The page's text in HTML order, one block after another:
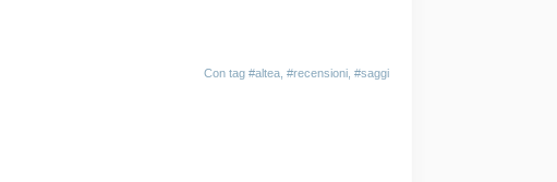
Con tag #altea #recensioni #saggi